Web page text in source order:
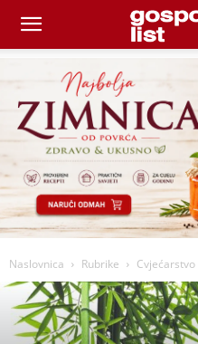
Naslovnica Rubrike Cvjećarstvo